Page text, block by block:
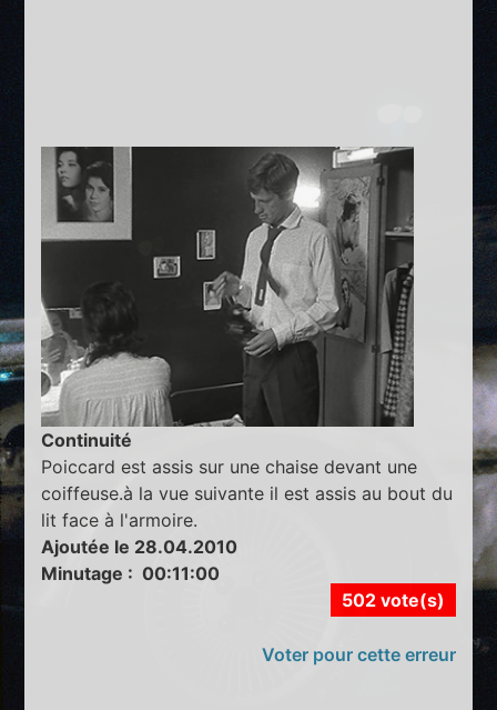
Continuité
Poiccard est assis sur une chaise devant une
coiffeuse.à la vue suivante il est assis au bout du
lit face à l'armoire.
Ajoutée le 28.04.2010
Minutage : 00:11:00
502 vote(s)
Voter pour cette erreur